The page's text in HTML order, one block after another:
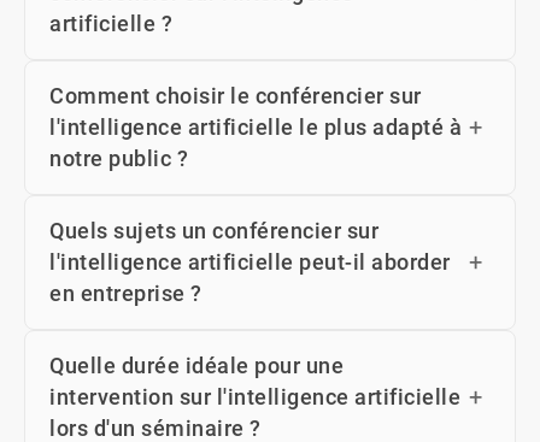
artificielle ?
Comment choisir le conférencier sur
l'intelligence artificielle le plus adapté à
notre public ?
Quels sujets un conférencier sur
l'intelligence artificielle peut-il aborder
en entreprise ?
Quelle durée idéale pour une
intervention sur l'intelligence artificielle
lors d'un séminaire ?